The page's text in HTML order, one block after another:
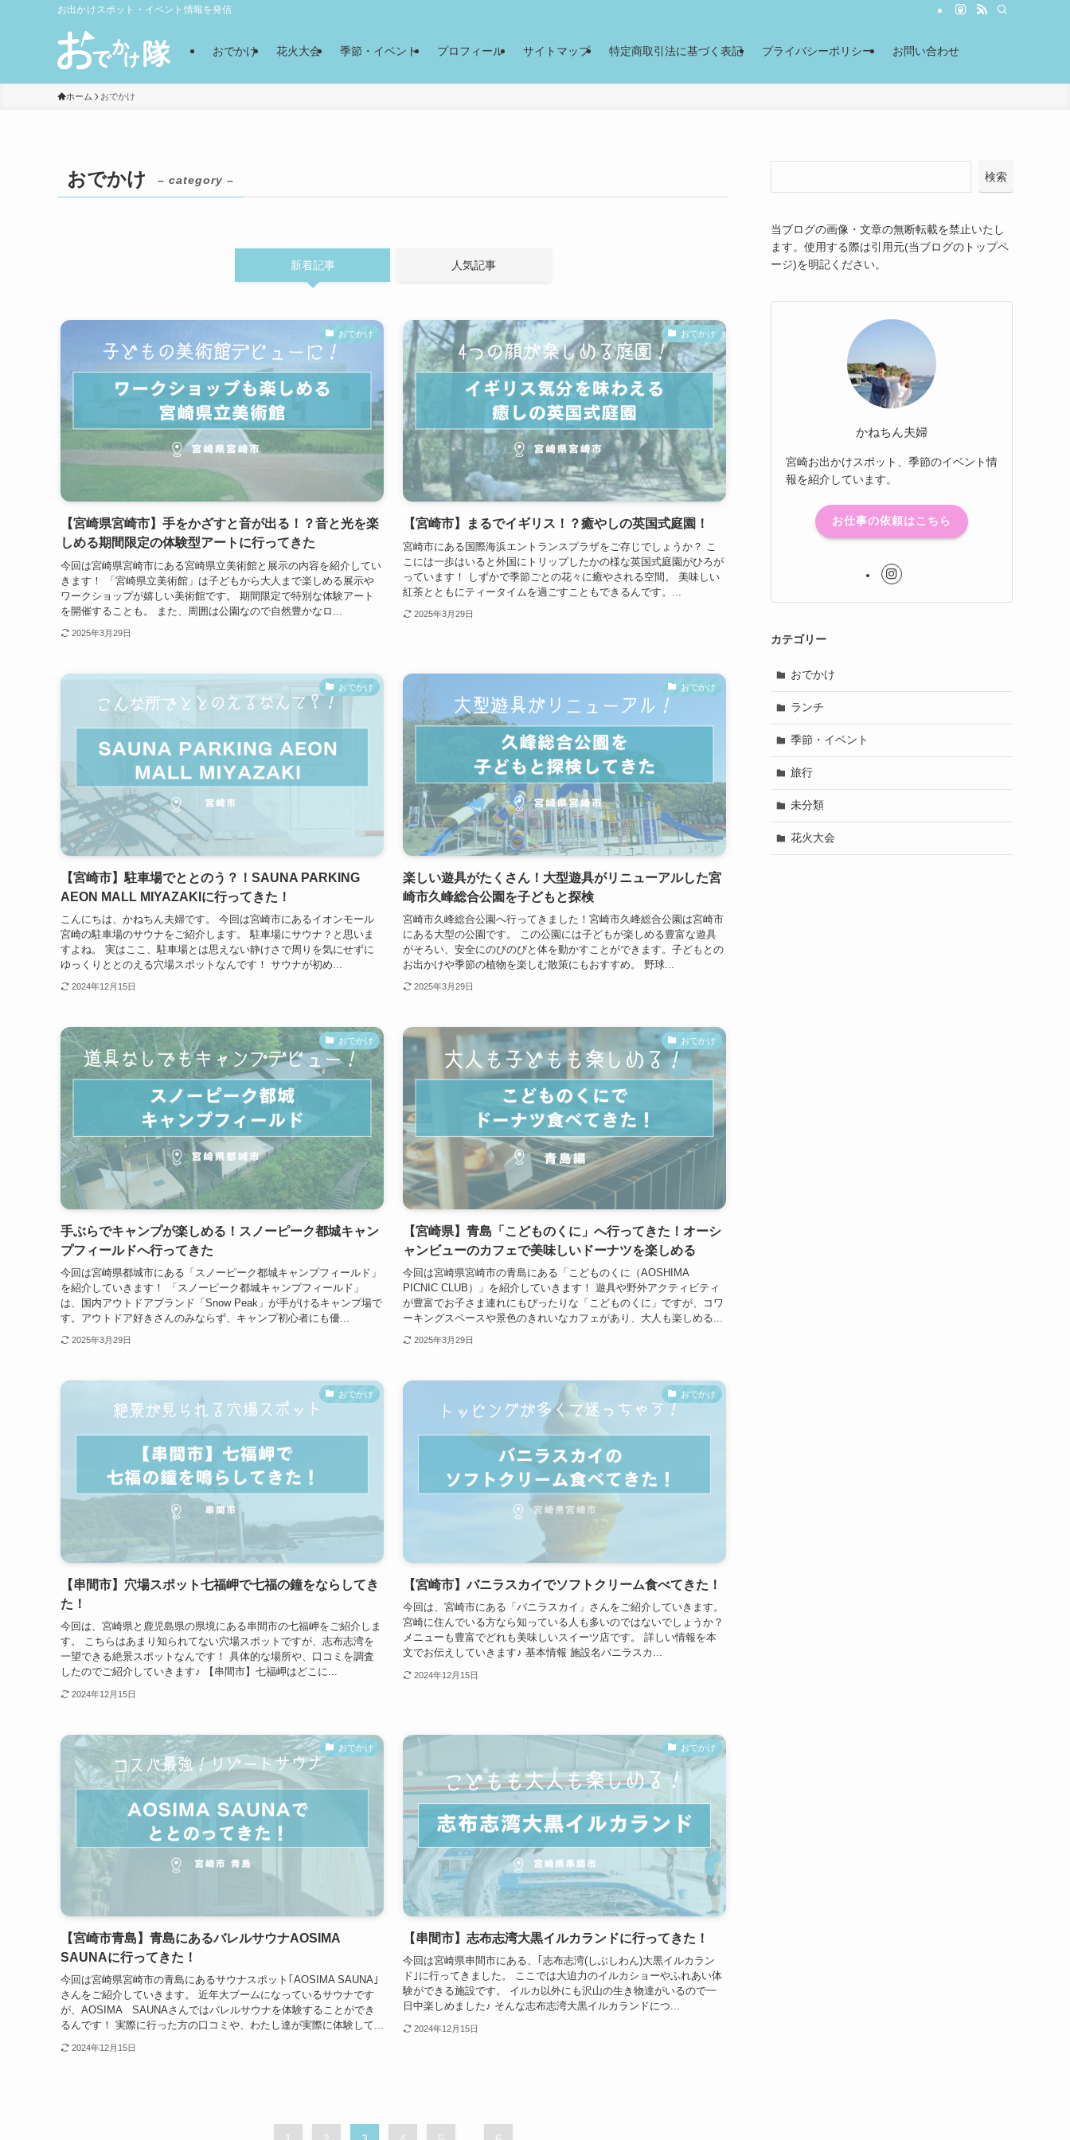
お出かけスポット・イベント情報を発信
おでかけ 花火大会 季節・イベント プロフィール サイトマップ 特定商取引法に基づく表記 プライバシーポリシー お問い合わせ
ホーム おでかけ
おでかけ – category –
新着記事 人気記事
おでかけ
【宮崎県宮崎市】手をかざすと音が出る！？音と光を楽
しめる期間限定の体験型アートに行ってきた
今回は宮崎県宮崎市にある宮崎県立美術館と展示の内容を紹介してい
きます！ 「宮崎県立美術館」は子どもから大人まで楽しめる展示や
ワークショップが嬉しい美術館です。 期間限定で特別な体験アート
を開催することも。 また、周囲は公園なので自然豊かなロ...
2025年3月29日
おでかけ
【宮崎市】まるでイギリス！？癒やしの英国式庭園！
宮崎市にある国際海浜エントランスプラザをご存じでしょうか？ こ
こには一歩はいると外国にトリップしたかの様な英国式庭園がひろが
っています！ しずかで季節ごとの花々に癒やされる空間。 美味しい
紅茶とともにティータイムを過ごすこともできるんです。...
2025年3月29日
おでかけ
【宮崎市】駐車場でととのう？！SAUNA PARKING
AEON MALL MIYAZAKIに行ってきた！
こんにちは、かねちん夫婦です。 今回は宮崎市にあるイオンモール
宮崎の駐車場のサウナをご紹介します。 駐車場にサウナ？と思いま
すよね。 実はここ、駐車場とは思えない静けさで周りを気にせずに
ゆっくりととのえる穴場スポットなんです！ サウナが初め...
2024年12月15日
おでかけ
楽しい遊具がたくさん！大型遊具がリニューアルした宮
崎市久峰総合公園を子どもと探検
宮崎市久峰総合公園へ行ってきました！宮崎市久峰総合公園は宮崎市
にある大型の公園です。 この公園には子どもが楽しめる豊富な遊具
がそろい、安全にのびのびと体を動かすことができます。子どもとの
お出かけや季節の植物を楽しむ散策にもおすすめ。 野球...
2025年3月29日
おでかけ
手ぶらでキャンプが楽しめる！スノーピーク都城キャン
プフィールドへ行ってきた
今回は宮崎県都城市にある「スノーピーク都城キャンプフィールド」
を紹介していきます！ 「スノーピーク都城キャンプフィールド」
は、国内アウトドアブランド「Snow Peak」が手がけるキャンプ場で
す。アウトドア好きさんのみならず、キャンプ初心者にも優...
2025年3月29日
おでかけ
【宮崎県】青島「こどものくに」へ行ってきた！オーシ
ャンビューのカフェで美味しいドーナツを楽しめる
今回は宮崎県宮崎市の青島にある「こどものくに（AOSHIMA
PICNIC CLUB）」を紹介していきます！ 遊具や野外アクティビティ
が豊富でお子さま連れにもぴったりな「こどものくに」ですが、コワ
ーキングスペースや景色のきれいなカフェがあり、大人も楽しめる...
2025年3月29日
おでかけ
【串間市】穴場スポット七福岬で七福の鐘をならしてき
た！
今回は、宮崎県と鹿児島県の県境にある串間市の七福岬をご紹介しま
す。 こちらはあまり知られてない穴場スポットですが、志布志湾を
一望できる絶景スポットなんです！ 具体的な場所や、口コミを調査
したのでご紹介していきます♪ 【串間市】七福岬はどこに...
2024年12月15日
おでかけ
【宮崎市】バニラスカイでソフトクリーム食べてきた！
今回は、宮崎市にある「バニラスカイ」さんをご紹介していきます。
宮崎に住んでいる方なら知っている人も多いのではないでしょうか？
メニューも豊富でどれも美味しいスイーツ店です。 詳しい情報を本
文でお伝えしていきます♪ 基本情報 施設名バニラスカ...
2024年12月15日
おでかけ
【宮崎市青島】青島にあるバレルサウナAOSIMA
SAUNAに行ってきた！
今回は宮崎県宮崎市の青島にあるサウナスポット｢AOSIMA SAUNA｣
さんをご紹介していきます。 近年大ブームになっているサウナです
が、AOSIMA SAUNAさんではバレルサウナを体験することができ
るんです！ 実際に行った方の口コミや、わたし達が実際に体験して...
2024年12月15日
おでかけ
【串間市】志布志湾大黒イルカランドに行ってきた！
今回は宮崎県串間市にある、｢志布志湾(しぶしわん)大黒イルカラン
ド｣に行ってきました。 ここでは大迫力のイルカショーやふれあい体
験ができる施設です。 イルカ以外にも沢山の生き物達がいるので一
日中楽しめました♪ そんな志布志湾大黒イルカランドにつ...
2024年12月15日
検索
当ブログの画像・文章の無断転載を禁止いたし
ます。使用する際は引用元(当ブログのトップペ
ージ)を明記ください。
かねちん夫婦
宮崎お出かけスポット、季節のイベント情
報を紹介しています。
お仕事の依頼はこちら
カテゴリー
おでかけ
ランチ
季節・イベント
旅行
未分類
花火大会